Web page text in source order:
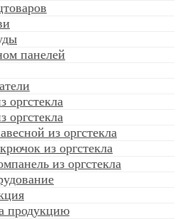
панелей
оргстекла
оргстекла
из оргстекла
из оргстекла
из оргстекла
продукцию